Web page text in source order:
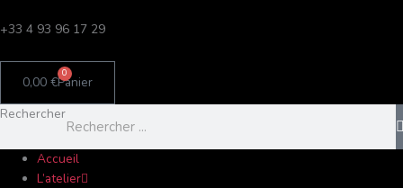
au
+33 4 93 96 17 29
0,00 €
0
Panier
Rechercher
Accueil
L’atelier
a
t
é
g
r